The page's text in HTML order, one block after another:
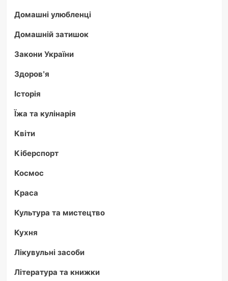
Домашні улюбленці
Домашній затишок
Закони України
Здоров'я
Історія
Їжа та кулінарія
Квіти
Кіберспорт
Космос
Краса
Культура та мистецтво
Кухня
Лікувульні засоби
Література та книжки